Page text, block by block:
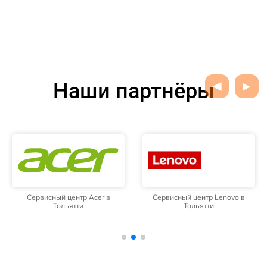
Наши партнёры
Сервисный центр Acer в
Тольятти
Сервисный центр Lenovo в
Тольятти